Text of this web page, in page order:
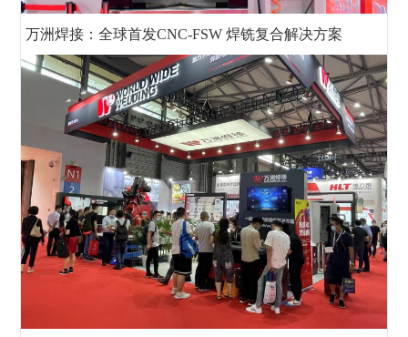
万洲焊接：全球首发CNC-FSW 焊铣复合解决方案